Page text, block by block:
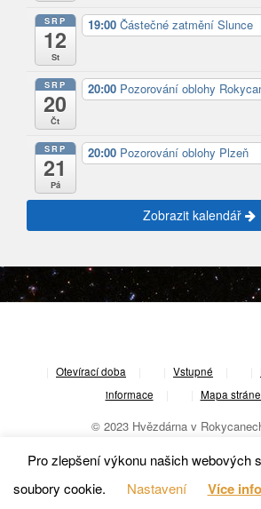
SRP
12
St
19:00 Částečné zatmění Slunce
SRP
20
Čt
20:00 Pozorování oblohy
SRP
21
Pá
20:00 Pozorování oblohy Plzeň
Zobrazit kalendář
Otevírací doba Vstupné
informace
Mapa
© 2023 Hvězdárna v
Pro zlepšení výkonu našich webových
soubory cookie.
Nastavení Více